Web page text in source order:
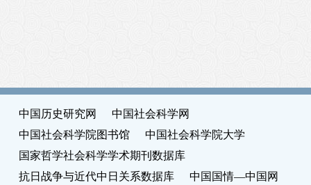
中国历史研究网
中国社会科学网
中国社会科学院图书馆
中国社会科学院大学
国家哲学社会科学学术期刊数据库
抗日战争与近代中日关系数据库
中国国情—中国网